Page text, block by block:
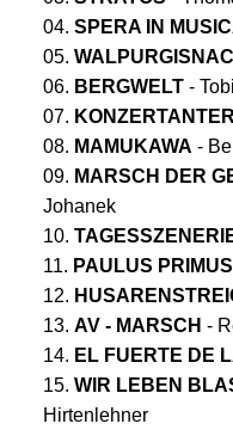
04. SPERA IN
05.
06. BERGWELT -
07.
08. MAMUKAWA -
09. MARSCH DER
Johanek
10.
11. PAULUS PRIMUS
12.
13. AV - MARSCH -
14. EL FUERTE DE
15. WIR LEBEN
Hirtenlehner